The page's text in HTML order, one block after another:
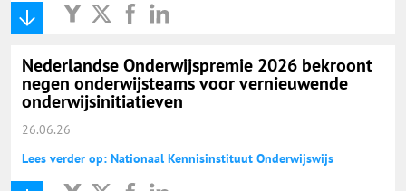
Nederlandse Onderwijspremie 2026 bekroont
negen onderwijsteams voor vernieuwende
onderwijsinitiatieven
26.06.26
Lees verder op: Nationaal Kennisinstituut Onderwijswijs